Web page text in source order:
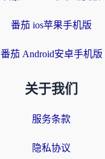
番茄 ios苹果手机版
番茄 Android安卓手机版
关于我们
服务条款
隐私协议